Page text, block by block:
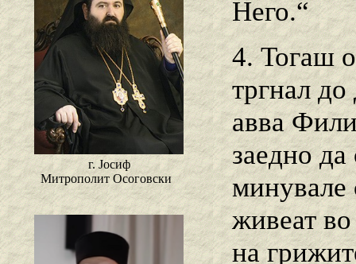
г. Јосиф
Митрополит Осоговски
Него.“
4. Тогаш
тргнал до
авва
заедно да
минувале
живеат
на